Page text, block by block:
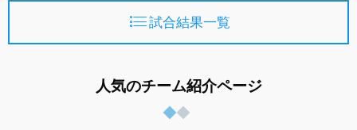
試合結果一覧
人気のチーム紹介ページ